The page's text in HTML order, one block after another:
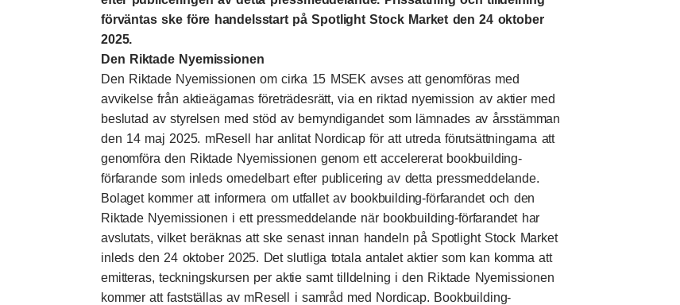
förväntas ske före handelsstart på Spotlight Stock Market den 24 oktober
2025.
Den Riktade Nyemissionen
Den Riktade Nyemissionen om cirka 15 MSEK avses att genomföras med
avvikelse från aktieägarnas företrädesrätt, via en riktad nyemission av aktier med
beslutad av styrelsen med stöd av bemyndigandet som lämnades av årsstämman
den 14 maj 2025. mResell har anlitat Nordicap för att utreda förutsättningarna att
genomföra den Riktade Nyemissionen genom ett accelererat bookbuilding-
förfarande som inleds omedelbart efter publicering av detta pressmeddelande.
Bolaget kommer att informera om utfallet av bookbuilding-förfarandet och den
Riktade Nyemissionen i ett pressmeddelande när bookbuilding-förfarandet har
avslutats, vilket beräknas att ske senast innan handeln på Spotlight Stock Market
inleds den 24 oktober 2025. Det slutliga totala antalet aktier som kan komma att
emitteras, teckningskursen per aktie samt tilldelning i den Riktade Nyemissionen
kommer att fastställas av mResell i samråd med Nordicap. Bookbuilding-